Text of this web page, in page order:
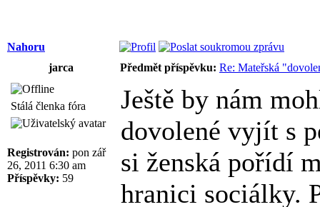
Nahoru
jarca
Předmět příspěvku: Re: Mateřská
Stálá členka fóra
Registrován: pon zář
26, 2011 6:30 am
Příspěvky: 59
Ještě by nám
dovolené vyjít s
si ženská pořídí
hranici sociálky.